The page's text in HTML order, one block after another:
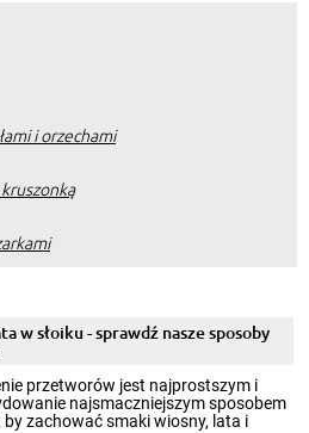
i orzechami
w słoiku - sprawdź nasze sposoby
przetworów jest najprostszym i
najsmaczniejszym sposobem
by zachować smaki wiosny, lata i